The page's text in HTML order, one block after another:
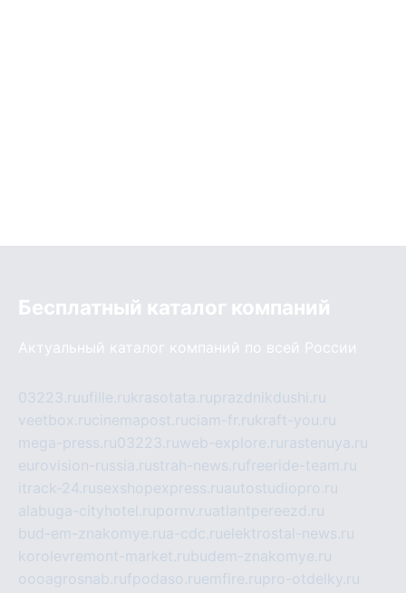
Бесплатный каталог компаний
Актуальный каталог компаний по всей России
03223.ruufille.rukrasotata.ruprazdnikdushi.ru
veetbox.rucinemapost.ruciam-fr.rukraft-you.ru
mega-press.ru03223.ruweb-explore.ru rastenuya.ru
eurovision-russia.rustrah-news.rufreeride-team.ru
itrack-24.rusexshopexpress.ruautostudiopro.ru
alabuga-cityhotel.rupornv.ruatlantpereezd.ru
bud-em-znakomye.rua-cdc.ruelektrostal-news.ru
korolevremont-market.rubudem-znakomye.ru
oooagrosnab.rufpodaso.ruemfire.rupro-otdelky.ru